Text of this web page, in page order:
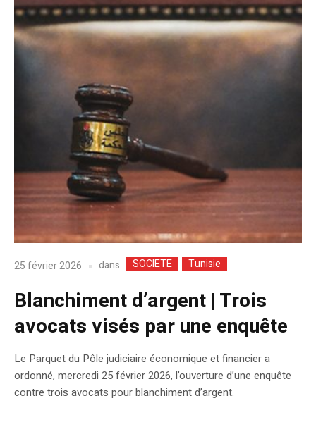
25 février 2026 dans SOCIETE Tunisie
Blanchiment d’argent | Trois
avocats visés par une enquête
Le Parquet du Pôle judiciaire économique et financier a
ordonné, mercredi 25 février 2026, l’ouverture d’une enquête
contre trois avocats pour blanchiment d’argent.